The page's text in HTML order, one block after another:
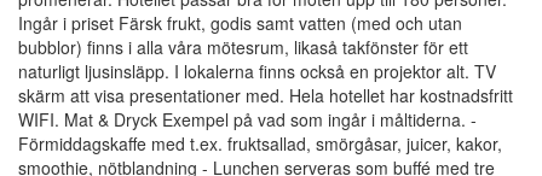
Ingår i priset Färsk frukt, godis samt vatten (med och utan
bubblor) finns i alla våra mötesrum, likaså takfönster för ett
naturligt ljusinsläpp. I lokalerna finns också en projektor alt. TV
skärm att visa presentationer med. Hela hotellet har kostnadsfritt
WIFI. Mat & Dryck Exempel på vad som ingår i måltiderna. -
Förmiddagskaffe med t.ex. fruktsallad, smörgåsar, juicer, kakor,
smoothie, nötblandning - Lunchen serveras som buffé med tre